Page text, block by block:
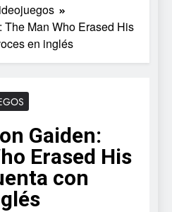
The Man Who Erased His
en inglés
Gaiden:
Erased His
con